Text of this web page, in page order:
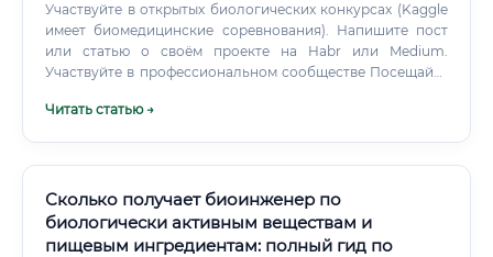
молекулы влечёт каскад биологических эффектов.
Участвуйте в открытых биологических конкурсах (Kaggle
имеет биомедицинские соревнования). Напишите пост
или статью о своём проекте на Habr или Medium.
Участвуйте в профессиональном сообществе Посещайте
биоинформатические форумы) Вступайте в
Читать статью →
Сколько получает биоинженер по
биологически активным веществам и
пищевым ингредиентам: полный гид по